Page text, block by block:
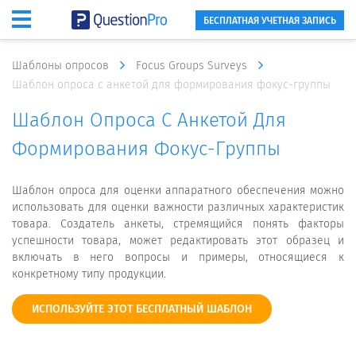
БЕСПЛАТНАЯ УЧЕТНАЯ ЗАПИСЬ
Шаблоны опросов
Focus Groups Surveys
Шаблон опроса с анкетой для формирования фокус-группы
Шаблон Опроса С Анкетой Для
Формирования Фокус-Группы
Шаблон опроса для оценки аппаратного обеспечения можно
использовать для оценки важности различных характеристик
товара. Создатель анкеты, стремящийся понять факторы
успешности товара, может редактировать этот образец и
включать в него вопросы и примеры, относящиеся к
конкретному типу продукции.
ИСПОЛЬЗУЙТЕ ЭТОТ БЕСПЛАТНЫЙ ШАБЛОН